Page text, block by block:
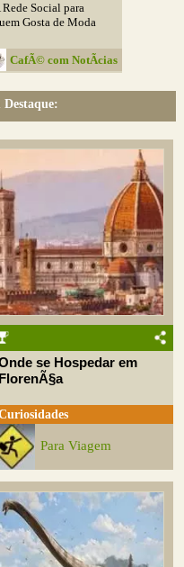
Rede Social para
Gosta de Moda
CafÃ© com NotÃ­cias
se Hospedar em
FlorenÃ§a
Para Viagem